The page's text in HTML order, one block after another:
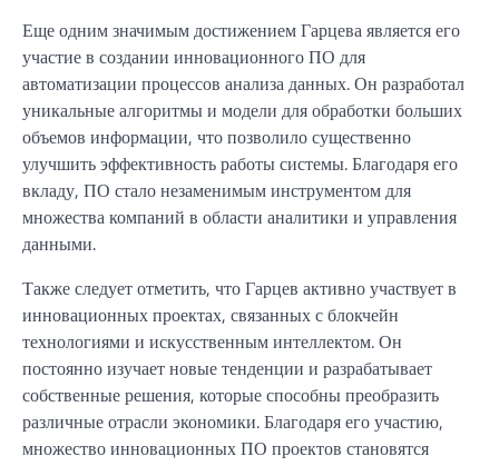
Еще одним значимым достижением Гарцева является его
участие в создании инновационного ПО для
автоматизации процессов анализа данных. Он разработал
уникальные алгоритмы и модели для обработки больших
объемов информации, что позволило существенно
улучшить эффективность работы системы. Благодаря его
вкладу, ПО стало незаменимым инструментом для
множества компаний в области аналитики и управления
данными.
Также следует отметить, что Гарцев активно участвует в
инновационных проектах, связанных с блокчейн
технологиями и искусственным интеллектом. Он
постоянно изучает новые тенденции и разрабатывает
собственные решения, которые способны преобразить
различные отрасли экономики. Благодаря его участию,
множество инновационных ПО проектов становятся